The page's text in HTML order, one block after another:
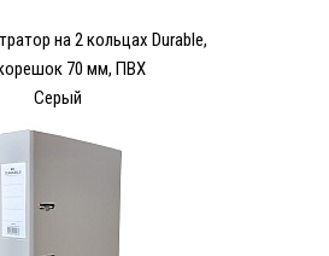
на 2 кольцах Durable,
70 мм, ПВХ
Серый